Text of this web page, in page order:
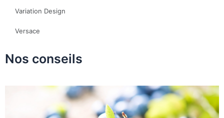
Variation Design
Versace
Nos conseils